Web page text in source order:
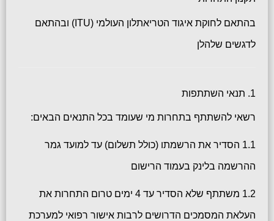
בהתאם לחוקת איגוד הטריאתלון העולמי (ITU) ובהתאם
לדגשים שלהלן
1. תנאי השתתפות
רשאי להשתתף בתחרות מי שעומד בכל התנאים הבאים:
1.1 הסדיר את הרשמתו (כולל תשלום) עד למועד גמר
ההרשמה בלינק בעמוד הרישום
1.2 משתתף שלא הסדיר עד 4 ימים טרום התחרות את
העלאת המסמכים הדרושים לרבות אישור רפואי למערכת